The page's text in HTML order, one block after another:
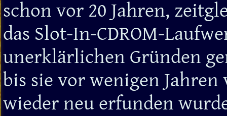
schon vor 20 Jahren,
das Slot-In-CDROM-
unerklärlichen Gründen
bis sie vor wenigen
wieder neu erfunden